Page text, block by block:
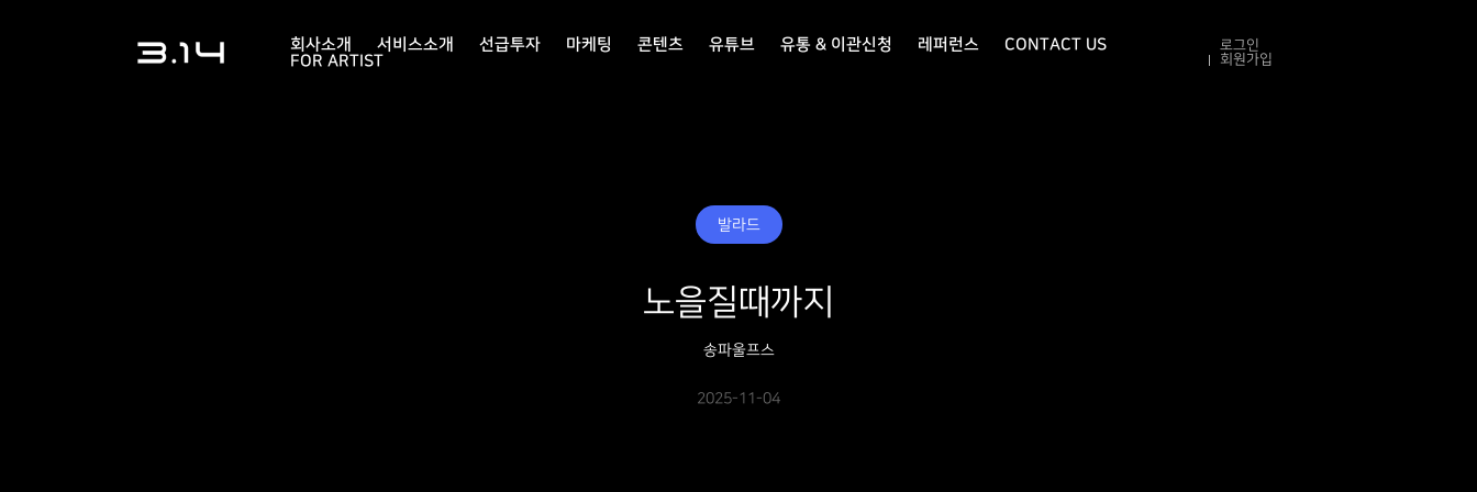
회사소개 서비스소개 선급투자 마케팅 콘텐츠 유튜브 유통 & 이관신청 레퍼런스
CONTACT US
FOR ARTIST
로그인
회원가입
발라드
노을질때까지
송파울프스
2025-11-04